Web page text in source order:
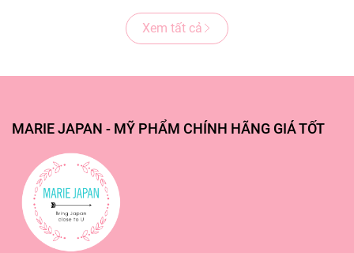
Xem tất cả
MARIE JAPAN - MỸ PHẨM CHÍNH HÃNG GIÁ TỐT